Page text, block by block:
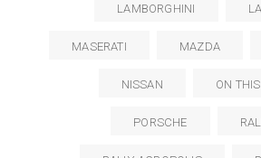
LAMBORGHINI
MASERATI MAZDA
NISSAN ON
PORSCHE